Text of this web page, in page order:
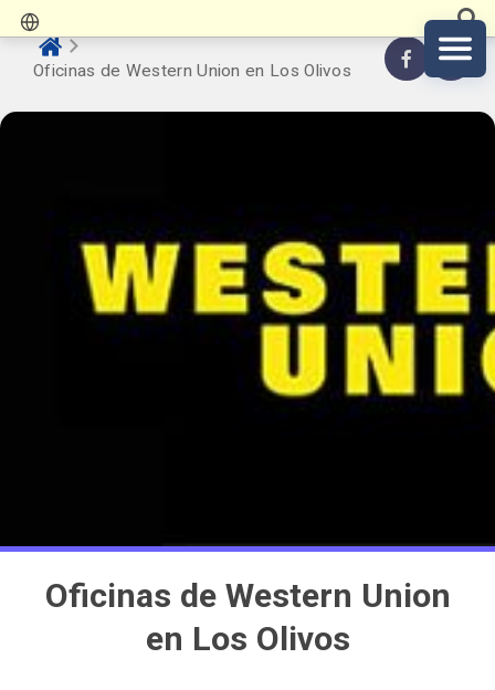
Oficinas de Western Union en Los Olivos
Oficinas de Western Union
en Los Olivos